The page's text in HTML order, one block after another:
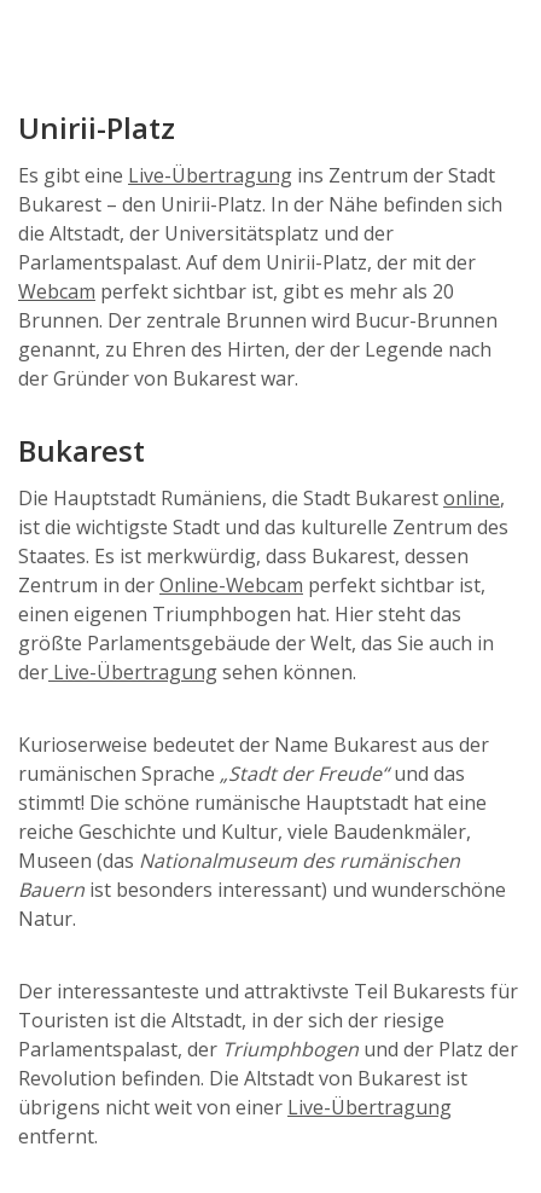
Unirii-Platz
Es gibt eine Live-Übertragung ins Zentrum der Stadt
Bukarest – den Unirii-Platz. In der Nähe befinden sich
die Altstadt, der Universitätsplatz und der
Parlamentspalast. Auf dem Unirii-Platz, der mit der
Webcam perfekt sichtbar ist, gibt es mehr als 20
Brunnen. Der zentrale Brunnen wird Bucur-Brunnen
genannt, zu Ehren des Hirten, der der Legende nach
der Gründer von Bukarest war.
Bukarest
Die Hauptstadt Rumäniens, die Stadt Bukarestonline,
ist die wichtigste Stadt und das kulturelle Zentrum des
Staates. Es ist merkwürdig, dass Bukarest, dessen
Zentrum in derOnline-Webcam perfekt sichtbar ist,
einen eigenen Triumphbogen hat. Hier steht das
größte Parlamentsgebäude der Welt, das Sie auch in
der Live-Übertragungsehen können.
Kurioserweise bedeutet der Name Bukarest aus der
rumänischen Sprache „Stadt der Freude“und das
stimmt! Die schöne rumänische Hauptstadt hat eine
reiche Geschichte und Kultur, viele Baudenkmäler,
Museen (das Nationalmuseum des rumänischen
Bauern ist besonders interessant) und wunderschöne
Natur.
Der interessanteste und attraktivste Teil Bukarests für
Touristen ist die Altstadt, in der sich der riesige
Parlamentspalast, der Triumphbogen und der Platz der
Revolution befinden. Die Altstadt von Bukarest ist
übrigens nicht weit von einer Live-Übertragung
entfernt.